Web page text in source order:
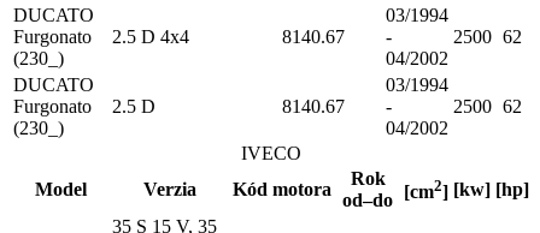
DUCATO
Furgonato
(230_)
2.5 D 4x4 8140.67
03/1994
-
04/2002
2500 62
DUCATO
Furgonato
(230_)
2.5 D 8140.67
03/1994
-
04/2002
2500 62
IVECO
Model
Verzia Kód motora
Rok
od–do [cm2] [kw] [hp]
35 S 15 V, 35